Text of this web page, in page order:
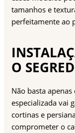
tamanhos e
perfeitamente ao
O
Não basta
especializada vai
cortinas e
comprometer o